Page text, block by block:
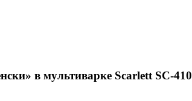
в мультиварке Scarlett SC-410